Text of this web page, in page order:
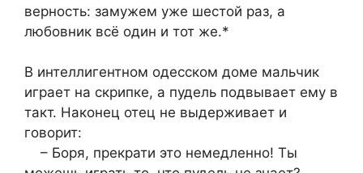
верность: замужeм уже шeстой раз, а
любовник всё один и тот жe.*
В интеллигентном одесском доме мальчик
играет на скрипке, а пудель подвывает ему в
такт. Наконец отец не выдерживает и
говорит:
– Боря, прекрати это немедленно! Ты